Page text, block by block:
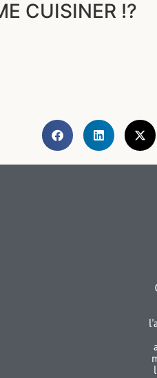
CUISINER !?